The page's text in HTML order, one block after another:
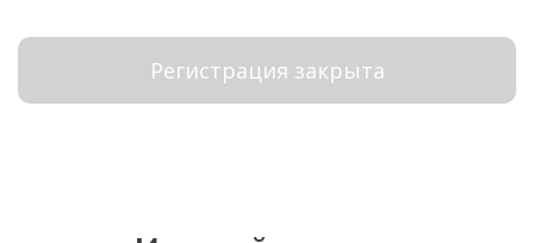
Регистрация закрыта